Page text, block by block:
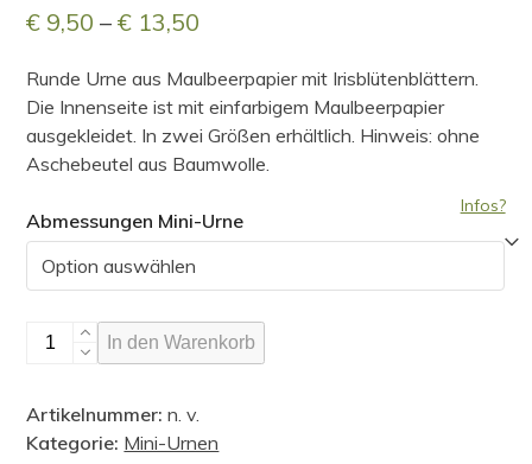
€ 9,50 –€ 13,50
bis
€ 13,50
Runde Urne aus Maulbeerpapier mit Irisblütenblättern.
Die Innenseite ist mit einfarbigem Maulbeerpapier
ausgekleidet. In zwei Größen erhältlich. Hinweis: ohne
Aschebeutel aus Baumwolle.
Infos?
Abmessungen Mini-Urne
Runde
Irisblütenblätter
Menge
In den Warenkorb
Artikelnummer:n. v.
Kategorie: Mini-Urnen